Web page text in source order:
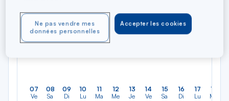
07
Ve
08
Sa
09
Di
10
Lu
11
Ma
12
Me
13
Je
14
Ve
15
Sa
16
Di
17
Lu
18
Ma
Accepter les cookies
Ne pas vendre mes
données personnelles